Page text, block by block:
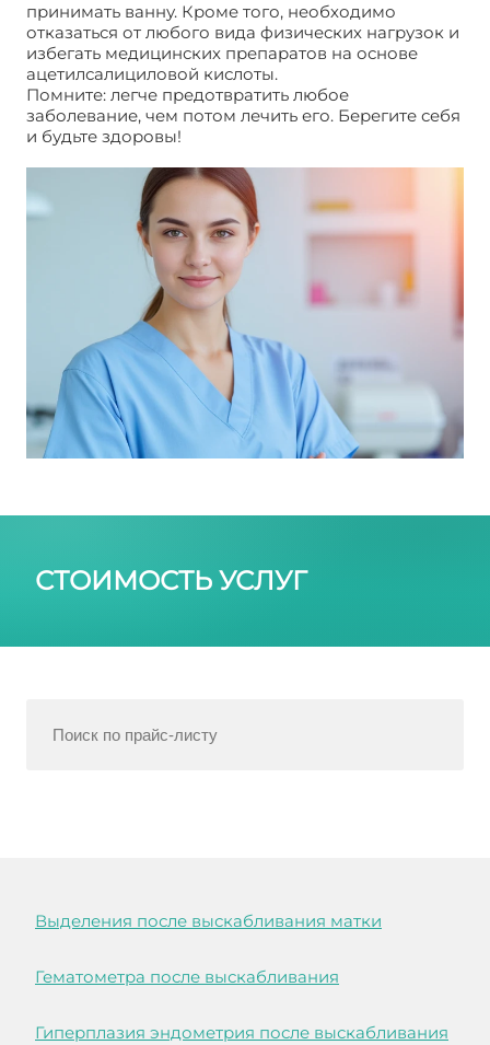
принимать ванну. Кроме того, необходимо
отказаться от любого вида физических нагрузок и
избегать медицинских препаратов на основе
ацетилсалициловой кислоты.
Помните: легче предотвратить любое
заболевание, чем потом лечить его. Берегите себя
и будьте здоровы!
СТОИМОСТЬ УСЛУГ
Выделения после выскабливания матки
Гематометра после выскабливания
Гиперплазия эндометрия после выскабливания